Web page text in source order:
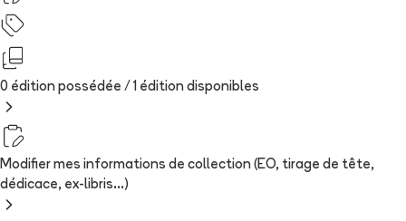
0 édition possédée / 1 édition disponibles
Modifier mes informations de collection (EO, tirage de tête,
dédicace, ex-libris...)